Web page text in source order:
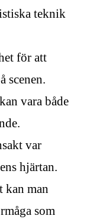
teknik
för att
scenen.
vara både
var
hjärtan.
kan man
som